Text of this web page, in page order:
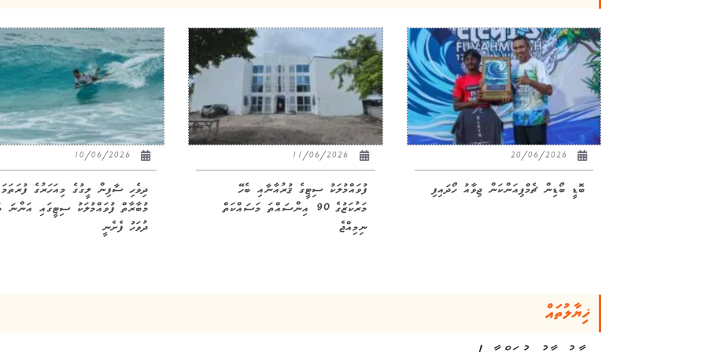
20/06/2026
ބޮޑީ ބޯޑިން ޗެމްޕިއަންކަން ޖިވާއު ހޯދައިފި
ފުވައްމުލަކު ސިޓީގެ ޤުރުއާނާއި ބެހޭ
މަރުކަޒުގެ 90 އިންސައްތަ މަސައްކަތް
ނިމިއްޖެ
10/06/2026
ދިވެހި ސާފިން ލީގުގެ މިއަހަރުގެ ފުރަތަމަ
މުބާރާތް ފުވައްމުލަކު ސިޓީގައި އަންނަ
ދުވަހު ފެށެނީ
ޚިޔާލުތައް